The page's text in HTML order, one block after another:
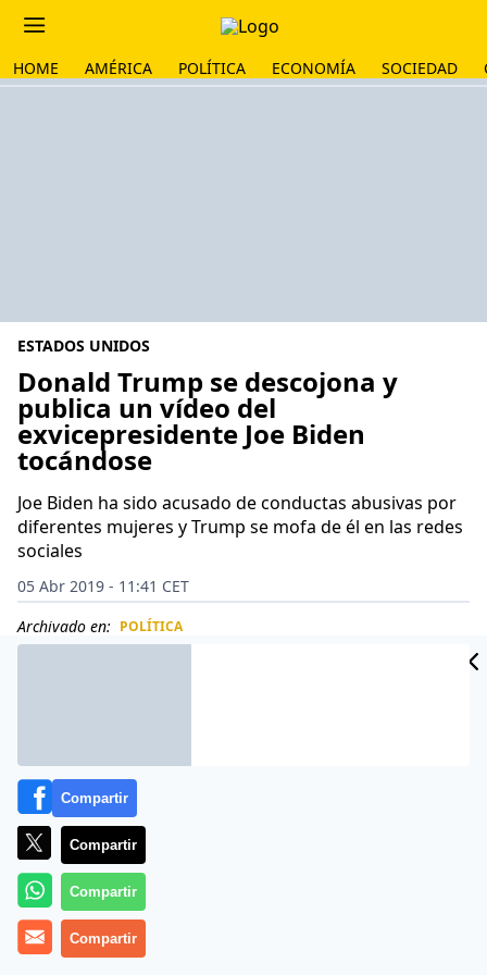
HOME AMÉRICA POLÍTICA ECONOMÍA SOCIEDAD
ESTADOS UNIDOS
Donald Trump se descojona y
publica un vídeo del
exvicepresidente Joe Biden
tocándose
Joe Biden ha sido acusado de conductas abusivas por
diferentes mujeres y Trump se mofa de él en las redes
sociales
05 Abr 2019 - 11:41 CET
Archivado en: POLÍTICA
Compartir
Compartir
Compartir
Compartir